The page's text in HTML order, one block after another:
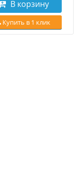
В корзину
Купить в 1 клик